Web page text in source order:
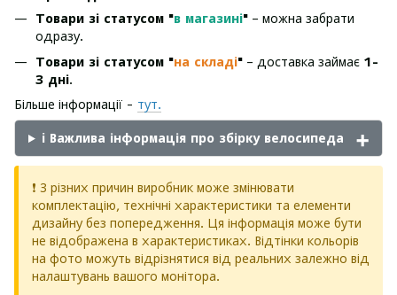
Товари зі статусом "в магазині" – можна забрати
одразу.
Товари зі статусом "на складі" – доставка займає 1-
3 дні.
Більше інформації - тут.
ℹ️ Важлива інформація про збірку велосипеда
❗ З різних причин виробник може змінювати
комплектацію, технічні характеристики та елементи
дизайну без попередження. Ця інформація може бути
не відображена в характеристиках. Відтінки кольорів
на фото можуть відрізнятися від реальних залежно від
налаштувань вашого монітора.